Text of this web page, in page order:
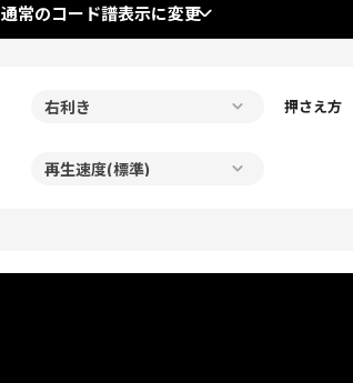
通常のコード譜表示に変更
押さえ方